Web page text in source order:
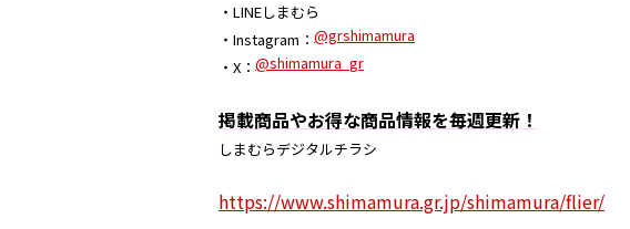
・LINEしまむら
・Instagram： @grshimamura
・X： @shimamura_gr
掲載商品やお得な商品情報を毎週更新！
しまむらデジタルチラシ
https://www.shimamura.gr.jp/shimamura/flier/